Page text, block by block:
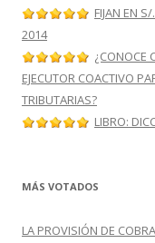
FIJAN EN
2014
¿CONOCE
EJECUTOR COACTIVO
TRIBUTARIAS?
LIBRO:
MÁS VOTADOS
LA PROVISIÓN DE